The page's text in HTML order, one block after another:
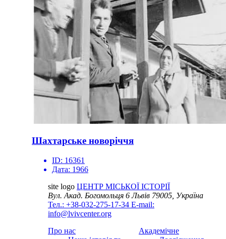
Шахтарське новоріччя
ID: 16361
Дата: 1966
site logo ЦЕНТР МІСЬКОЇ ІСТОРІЇ
Вул. Акад. Богомольця 6Львів 79005, Україна
Тел.: +38-032-275-17-34 E-mail:
info@lvivcenter.org
Про нас
Академічне